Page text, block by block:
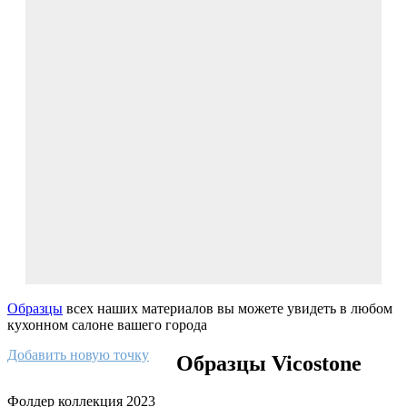
Образцы всех наших материалов вы можете увидеть в любом
кухонном салоне вашего города
Добавить новую точку
Образцы Vicostone
Фолдер коллекция 2023